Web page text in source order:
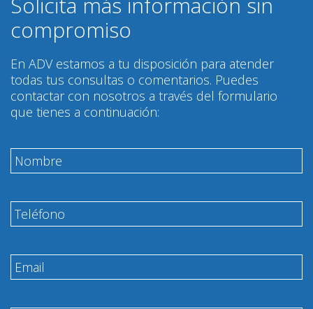
compromiso
En ADV estamos a tu disposición para atender
todas tus consultas o comentarios. Puedes
contactar con nosotros a través del formulario
que tienes a continuación: